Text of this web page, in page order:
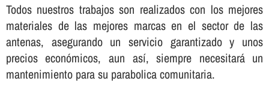
Todos nuestros trabajos son realizados con los mejores
materiales de las mejores marcas en el sector de las
antenas, asegurando un servicio garantizado y unos
precios económicos, aun así­, siempre necesitará un
mantenimiento para su parabolica comunitaria.